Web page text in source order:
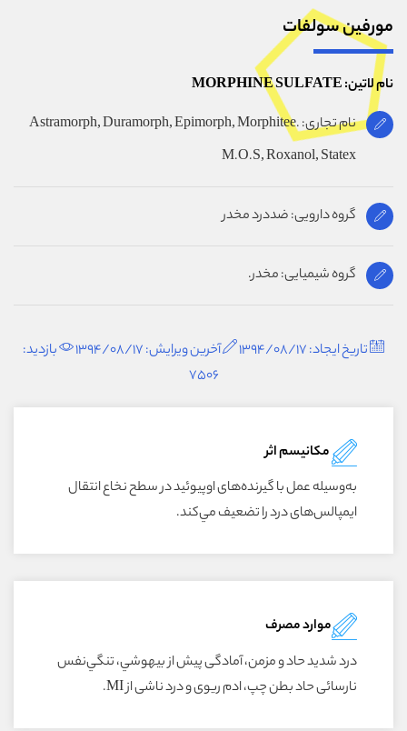
مورفين سولفات
نام لاتین: MORPHINE SULFATE
نام تجاری: Astramorph, Duramorph, Epimorph, Morphitee.
M.O.S, Roxanol, Statex
گروه دارویی: ضددرد مخدر
گروه شیمیایی: مخدر.
تاریخ ایجاد: 1394/08/17 آخرین ویرایش: 1394/08/17
بازدید:
7506
مکانیسم اثر
به‌وسيله عمل با گيرنده‌هاى اوپيوئيد در سطح نخاع انتقال
ايمپالس‌هاى درد را تضعيف مي‌کند.
موارد مصرف
درد شديد حاد و مزمن، آمادگى پيش از بيهوشي، تنگي‌نفس
نارسائى حاد بطن چپ، ادم ريوى و درد ناشى از MI.